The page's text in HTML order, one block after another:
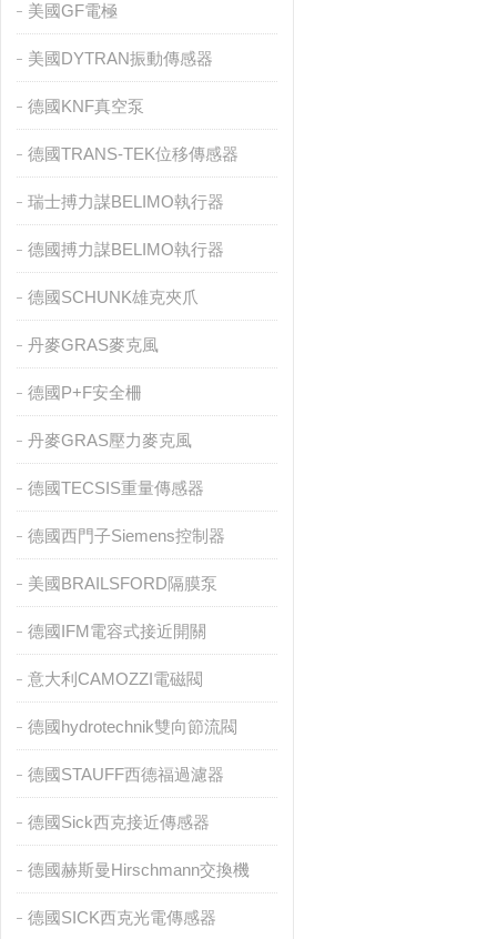
美國GF電極
美國DYTRAN振動傳感器
德國KNF真空泵
德國TRANS-TEK位移傳感器
瑞士搏力謀BELIMO執行器
德國搏力謀BELIMO執行器
德國SCHUNK雄克夾爪
丹麥GRAS麥克風
德國P+F安全柵
丹麥GRAS壓力麥克風
德國TECSIS重量傳感器
德國西門子Siemens控制器
美國BRAILSFORD隔膜泵
德國IFM電容式接近開關
意大利CAMOZZI電磁閥
德國hydrotechnik雙向節流閥
德國STAUFF西德福過濾器
德國Sick西克接近傳感器
德國赫斯曼Hirschmann交換機
德國SICK西克光電傳感器